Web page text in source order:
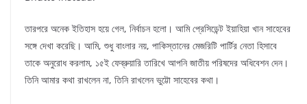
তারপরে অনেক ইতিহাস হয়ে গেল, নির্বাচন হলো। আমি প্রেসিডেন্ট ইয়াহিয়া খান সাহেবের
সঙ্গে দেখা করেছি। আমি, শুধু বাংলার নয়, পাকিস্তানের মেজরিটি পার্টির নেতা হিসাবে
তাকে অনুরোধ করলাম, ১৫ই ফেব্রুয়ারি তারিখে আপনি জাতীয় পরিষদের অধিবেশন দেন।
তিনি আমার কথা রাখলেন না, তিনি রাখলেন ভুট্টো সাহেবের কথা।